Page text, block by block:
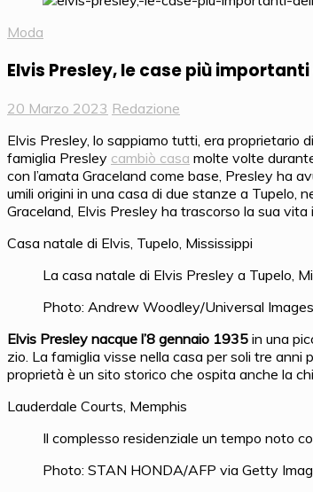
Moda
Elvis Presley, le case più
20 Marzo 2023 Redazione
Elvis Presley, lo sappiamo tutti, era proprietario
famiglia Presley cambiò casa molte volte
con l’amata Graceland come base, Presley ha
umili origini in una casa di due stanze a
Graceland, Elvis Presley ha trascorso la sua
Casa natale di Elvis, Tupelo, Mississippi
La casa natale di Elvis Presley a Tupelo,
Photo: Andrew Woodley/Universal
Elvis Presley nacque l’8 gennaio 1935 in una
zio. La famiglia visse nella casa per soli tre
proprietà è un sito storico che ospita anche la
Lauderdale Courts, Memphis
Il complesso residenziale un tempo noto
Photo: STAN HONDA/AFP via Getty